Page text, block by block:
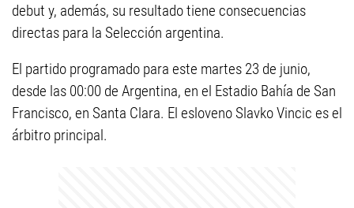
debut y, además, su resultado tiene consecuencias
directas para la Selección argentina.
El partido programado para este martes 23 de junio,
desde las 00:00 de Argentina, en el Estadio Bahía de San
Francisco, en Santa Clara. El esloveno Slavko Vincic es el
árbitro principal.